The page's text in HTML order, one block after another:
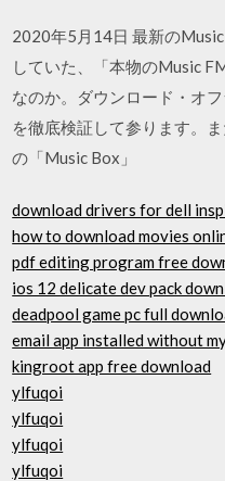
2020年5月14日 最新の
していた、「本物のMusic
なのか。ダウンロード・オ
を徹底検証して参ります。
の「Music Box」
download drivers for dell
how to download movies
pdf editing program free
ios 12 delicate dev pack
deadpool game pc full
email app installed without
kingroot app free download
ylfuqoi
ylfuqoi
ylfuqoi
ylfuqoi